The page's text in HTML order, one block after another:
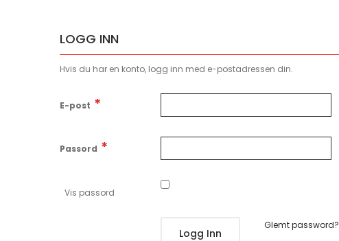
LOGG INN
Hvis du har en konto, logg inn med e-postadressen din.
E-post
Passord
Vis passord
Logg Inn
Glemt password?